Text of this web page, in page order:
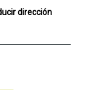
dirección